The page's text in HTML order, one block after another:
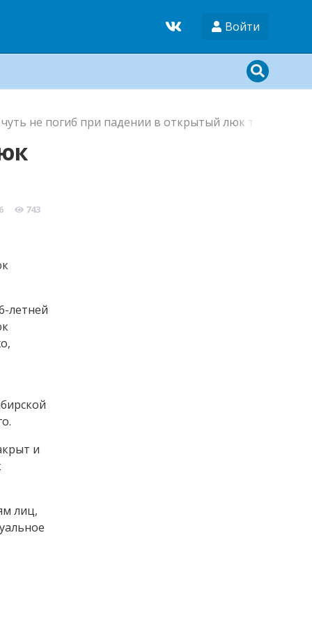
Войти
не погиб при падении в открытый люк
743
летней
и
лиц,